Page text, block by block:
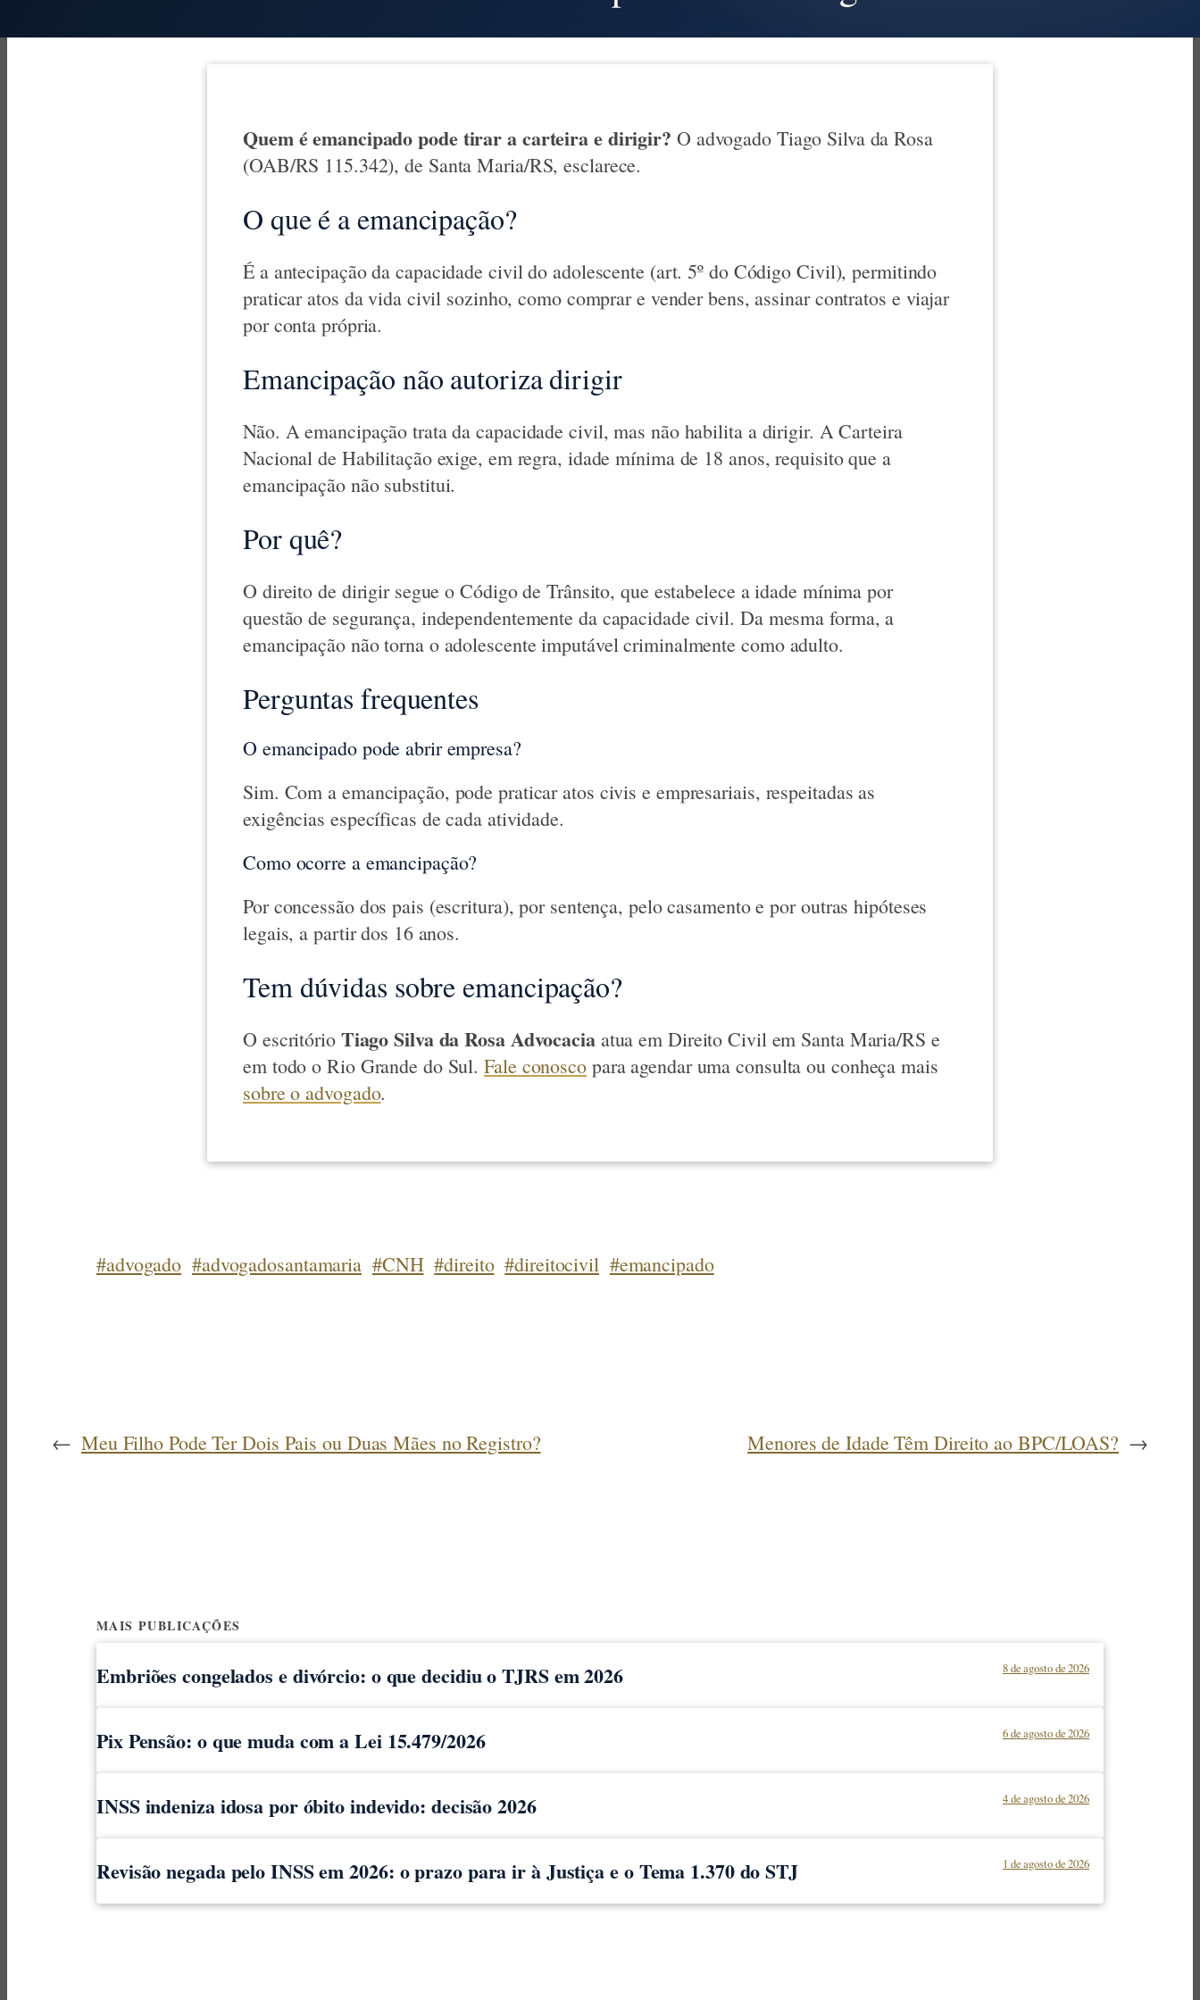
Quem é emancipado pode tirar a carteira e dirigir? O advogado Tiago Silva da Rosa
(OAB/RS 115.342), de Santa Maria/RS, esclarece.
O que é a emancipação?
É a antecipação da capacidade civil do adolescente (art. 5º do Código Civil), permitindo
praticar atos da vida civil sozinho, como comprar e vender bens, assinar contratos e viajar
por conta própria.
Emancipação não autoriza dirigir
Não. A emancipação trata da capacidade civil, mas não habilita a dirigir. A Carteira
Nacional de Habilitação exige, em regra, idade mínima de 18 anos, requisito que a
emancipação não substitui.
Por quê?
O direito de dirigir segue o Código de Trânsito, que estabelece a idade mínima por
questão de segurança, independentemente da capacidade civil. Da mesma forma, a
emancipação não torna o adolescente imputável criminalmente como adulto.
Perguntas frequentes
O emancipado pode abrir empresa?
Sim. Com a emancipação, pode praticar atos civis e empresariais, respeitadas as
exigências específicas de cada atividade.
Como ocorre a emancipação?
Por concessão dos pais (escritura), por sentença, pelo casamento e por outras hipóteses
legais, a partir dos 16 anos.
Tem dúvidas sobre emancipação?
O escritório Tiago Silva da Rosa Advocaciaatua em Direito Civil em Santa Maria/RS e
em todo o Rio Grande do Sul.Fale conoscopara agendar uma consulta ou conheça mais
sobre o advogado.
#advogado #advogadosantamaria #CNH #direito #direitocivil #emancipado
← Meu Filho Pode Ter Dois Pais ou Duas Mães no Registro? Menores de Idade Têm Direito ao BPC/LOAS? →
MAIS PUBLICAÇÕES
Embriões congelados e divórcio: o que decidiu o TJRS em 2026 8 de agosto de 2026
Pix Pensão: o que muda com a Lei 15.479/2026 6 de agosto de 2026
INSS indeniza idosa por óbito indevido: decisão 2026 4 de agosto de 2026
Revisão negada pelo INSS em 2026: o prazo para ir à Justiça e o Tema 1.370 do STJ 1 de agosto de 2026